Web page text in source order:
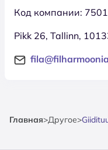
Код компании:
Pikk 26, Tallinn,
Главная>Другое>